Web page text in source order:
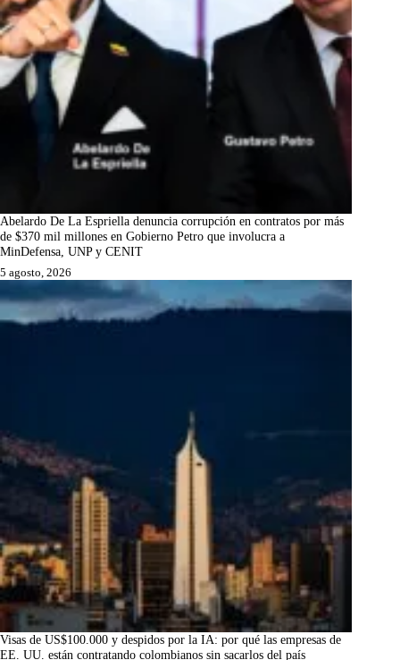
Abelardo De La Espriella denuncia corrupción en contratos por más
de $370 mil millones en Gobierno Petro que involucra a
MinDefensa, UNP y CENIT
5 agosto, 2026
Visas de US$100.000 y despidos por la IA: por qué las empresas de
EE. UU. están contratando colombianos sin sacarlos del país